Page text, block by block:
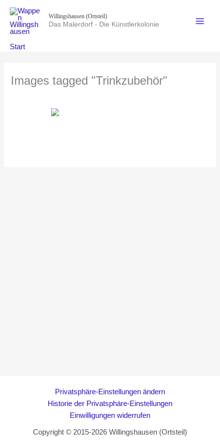
Inhalt
springen
Willingshausen (Ortsteil)
Das Malerdorf - Die Künstlerkolonie
Start
Images tagged "Trinkzubehör"
Privatsphäre-Einstellungen ändern
Historie der Privatsphäre-Einstellungen
Einwilligungen widerrufen
Copyright © 2015-2026 Willingshausen (Ortsteil)